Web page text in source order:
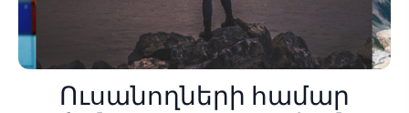
Ուսանողների համար